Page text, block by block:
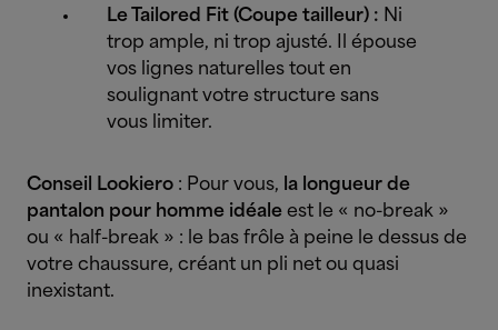
Le Tailored Fit (Coupe tailleur) : Ni
trop ample, ni trop ajusté. Il épouse
vos lignes naturelles tout en
soulignant votre structure sans
vous limiter.
Conseil Lookiero : Pour vous, la longueur de
pantalon pour homme idéale est le « no-break »
ou « half-break » : le bas frôle à peine le dessus de
votre chaussure, créant un pli net ou quasi
inexistant.